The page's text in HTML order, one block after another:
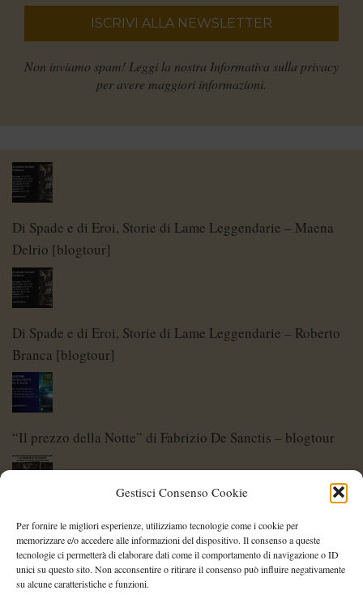
Gestisci Consenso Cookie
Per fornire le migliori esperienze, utilizziamo tecnologie come i cookie per
memorizzare e/o accedere alle informazioni del dispositivo. Il consenso a queste
tecnologie ci permetterà di elaborare dati come il comportamento di navigazione o ID
unici su questo sito. Non acconsentire o ritirare il consenso può influire negativamente
su alcune caratteristiche e funzioni.
Non inviamo spam! Leggi la nostra Informativa sulla privacy
per avere maggiori informazioni.
Di Spade e di Eroi, Storie di Lame Leggendarie – Maena
Delrio [blogtour]
Di Spade e di Eroi, Storie di Lame Leggendarie – Roberto
Branca [blogtour]
“Il prezzo della Notte” di Fabrizio De Sanctis – blogtour
Di Spade e di Eroi – Storie di Lame Leggendarie